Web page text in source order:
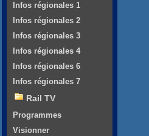
Infos régionales 1
Infos régionales 2
Infos régionales 3
Infos régionales 4
Infos régionales 6
Infos régionales 7
Rail TV
Programmes
Visionner